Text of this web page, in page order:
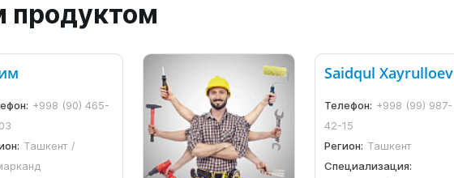
продуктом
+998 (90) 465-
Ташкент /
Saidqul Xayrulloev
Телефон: +998 (99) 987-
42-15
Регион: Ташкент
Специализация: